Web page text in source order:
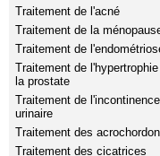
Traitement de l'acné
Traitement de la
Traitement de
Traitement de
la prostate
Traitement de l'incontinence
urinaire
Traitement des
Traitement des cicatrices